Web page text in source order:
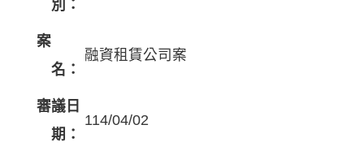
別：
案
名：
融資租賃公司案
審議日
期：
114/04/02